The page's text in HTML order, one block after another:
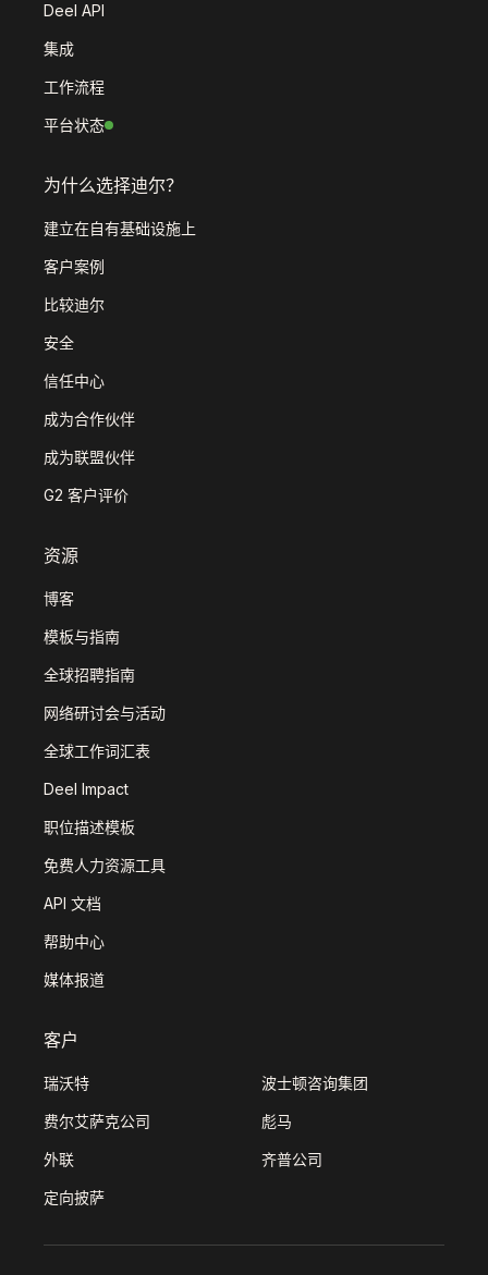
Deel API
集成
工作流程
平台状态
为什么选择迪尔？
建立在自有基础设施上
客户案例
比较迪尔
安全
信任中心
成为合作伙伴
成为联盟伙伴
G2 客户评价
资源
博客
模板与指南
全球招聘指南
网络研讨会与活动
全球工作词汇表
Deel Impact
职位描述模板
免费人力资源工具
API 文档
帮助中心
媒体报道
客户
瑞沃特 波士顿咨询集团
费尔艾萨克公司 彪马
外联 齐普公司
定向披萨